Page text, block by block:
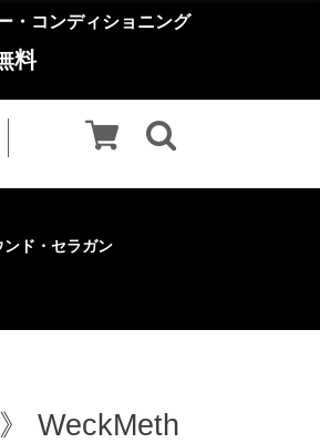
・コンディショニング
料
ド・セラガン
WeckMeth